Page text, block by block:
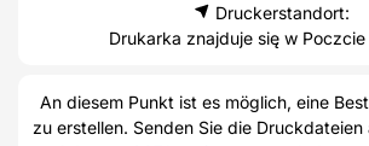
Druckerstandort:
Drukarka znajduje się w Poczcie
An diesem Punkt ist es möglich, eine
zu erstellen. Senden Sie die